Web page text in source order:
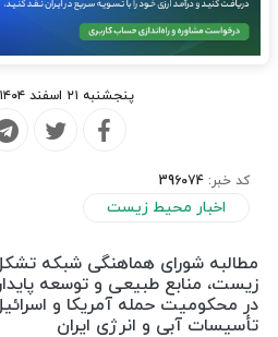
پنجشنبه ۲۱ اسفند ۱۴۰۴ - ۰۰:۲۸
کد خبر: 396074
اخبار محیط زیست
مطالبه شورای هماهنگی شبکه
زیست، منابع طبیعی و توسعه
در محکومیت حمله آمریکا و
تأسیسات آبی و انرژی ایران